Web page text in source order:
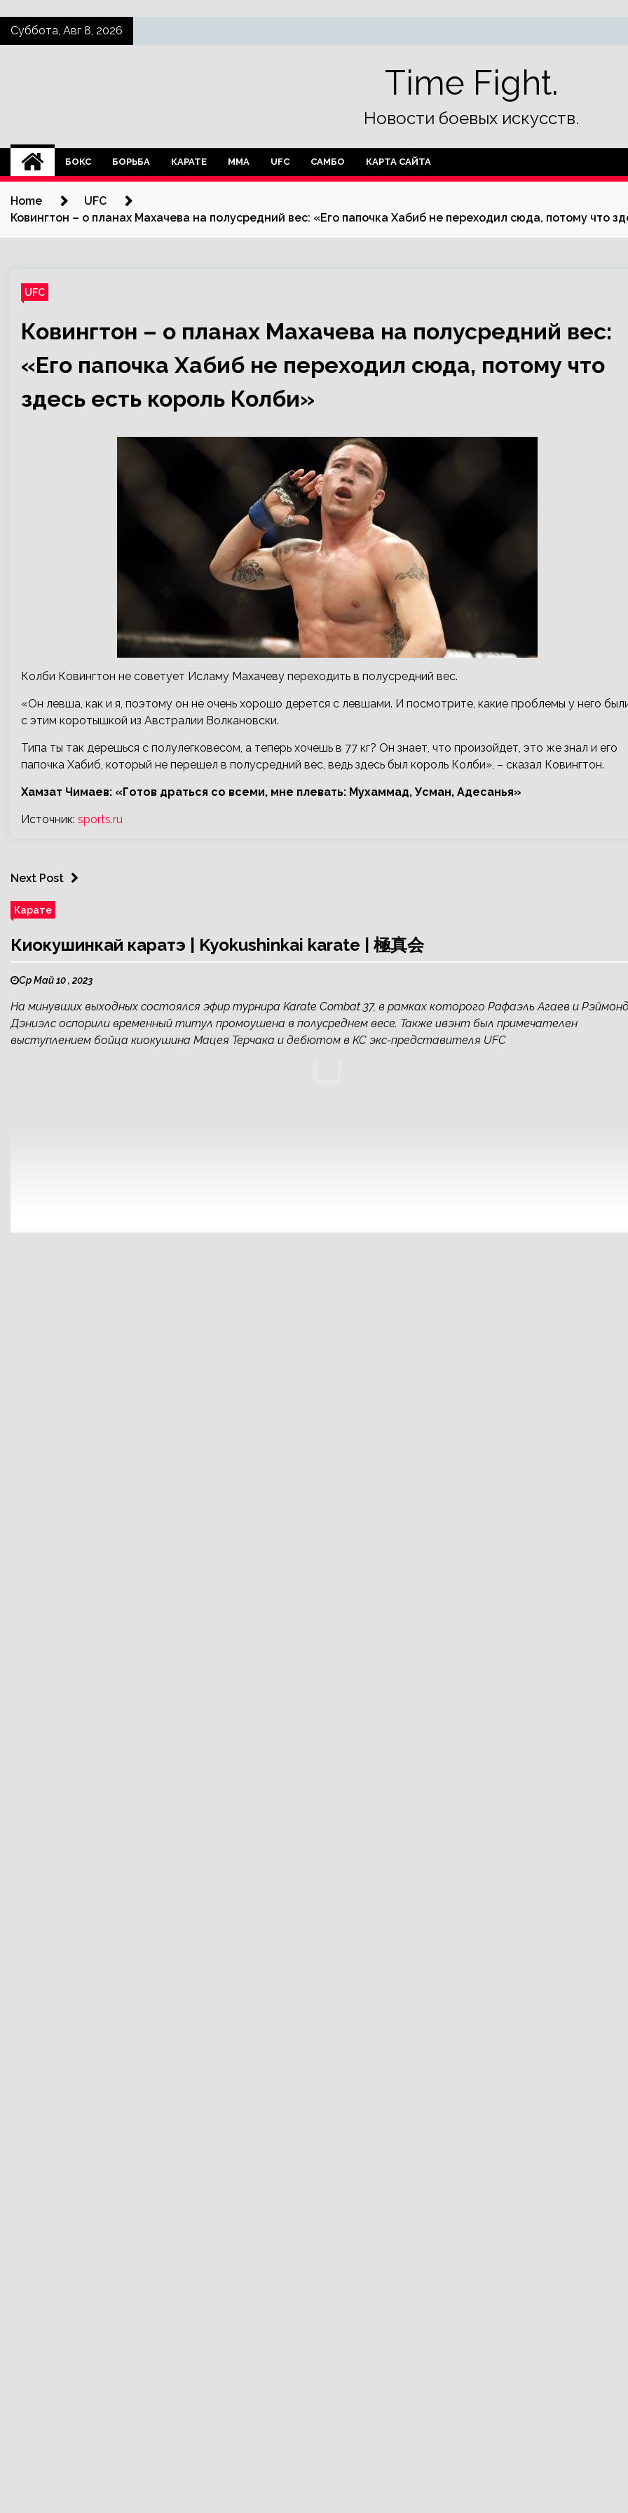
SkipСуббота, Авг 8, 2026
Time Fight.
Новости боевых искусств.
БОКС БОРЬБА КАРАТЕ ММА UFC САМБО КАРТА САЙТА
Home
UFC
Ковингтон – о планах Махачева на полусредний вес: «Его папочка Хабиб не переходил сюда, потому что
UFC
Ковингтон – о планах Махачева на полусредний вес:
«Его папочка Хабиб не переходил сюда, потому что
здесь есть король Колби»
Колби Ковингтон не советует Исламу Махачеву переходить в полусредний вес.
«Он левша, как и я, поэтому он не очень хорошо дерется с левшами. И посмотрите, какие проблемы у него
с этим коротышкой из Австралии Волкановски.
Типа ты так дерешься с полулегковесом, а теперь хочешь в 77 кг? Он знает, что произойдет, это же знал и его
папочка Хабиб, который не перешел в полусредний вес, ведь здесь был король Колби», – сказал Ковингтон.
Хамзат Чимаев: «Готов драться со всеми, мне плевать: Мухаммад, Усман, Адесанья»
Источник: sports.ru
Next Post
Карате
Киокушинкай каратэ | Kyokushinkai karate | 極真会
Ср Май 10 , 2023
На минувших выходных состоялся эфир турнира Karate Combat 37, в рамках которого Рафаэль Агаев и
Дэниэлс оспорили временный титул промоушена в полусреднем весе. Также ивэнт был примечателен
выступлением бойца киокушина Мацея Терчака и дебютом в KC экс-представителя UFC